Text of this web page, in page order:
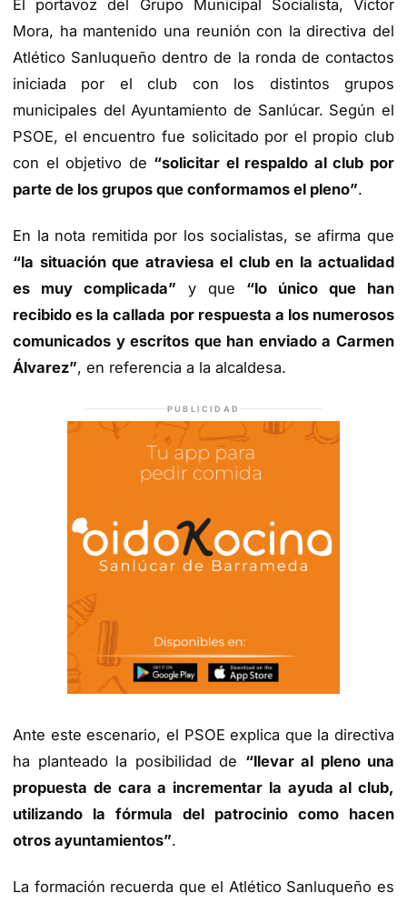
El portavoz del Grupo Municipal Socialista, Víctor
Mora, ha mantenido una reunión con la directiva del
Atlético Sanluqueño dentro de la ronda de contactos
iniciada por el club con los distintos grupos
municipales del Ayuntamiento de Sanlúcar. Según el
PSOE, el encuentro fue solicitado por el propio club
con el objetivo de “solicitar el respaldo al club por
parte de los grupos que conformamos el pleno”.
En la nota remitida por los socialistas, se afirma que
“la situación que atraviesa el club en la actualidad
es muy complicada” y que “lo único que han
recibido es la callada por respuesta a los numerosos
comunicados y escritos que han enviado a Carmen
Álvarez”, en referencia a la alcaldesa.
PUBLICIDAD
Ante este escenario, el PSOE explica que la directiva
ha planteado la posibilidad de “llevar al pleno una
propuesta de cara a incrementar la ayuda al club,
utilizando la fórmula del patrocinio como hacen
otros ayuntamientos”.
La formación recuerda que el Atlético Sanluqueño es